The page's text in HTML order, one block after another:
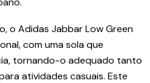
o Adidas Jabbar Low Green
com uma sola que
tornando-o adequado tanto
atividades casuais. Este